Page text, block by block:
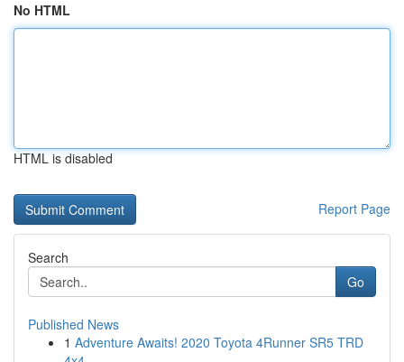
No HTML
HTML is disabled
Report Page
Search
Go
Published News
1 Adventure Awaits! 2020 Toyota 4Runner SR5 TRD